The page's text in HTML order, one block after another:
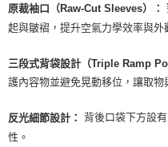
原裁袖口（Raw-Cut Sleeves）：
起與皺褶，提升空氣力學效率與外
三段式背袋設計（Triple Ramp
護內容物並避免晃動移位，讓取物
反光細節設計： 背後口袋下方設
性。